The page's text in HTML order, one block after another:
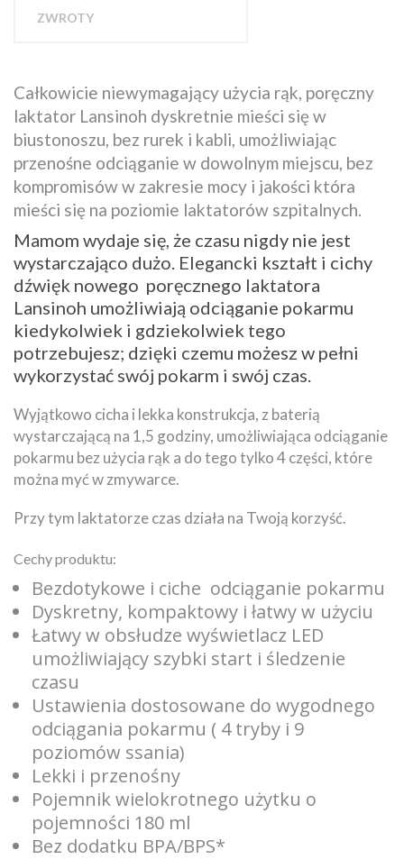
ZWROTY
Całkowicie niewymagający użycia rąk, poręczny
laktator Lansinoh dyskretnie mieści się w
biustonoszu, bez rurek i kabli, umożliwiając
przenośne odciąganie w dowolnym miejscu, bez
kompromisów w zakresie mocy i jakości która
mieści się na poziomie laktatorów szpitalnych.
Mamom wydaje się, że czasu nigdy nie jest
wystarczająco dużo. Elegancki kształt i cichy
dźwięk nowego poręcznego laktatora
Lansinoh umożliwiają odciąganie pokarmu
kiedykolwiek i gdziekolwiek tego
potrzebujesz; dzięki czemu możesz w pełni
wykorzystać swój pokarm i swój czas.
Wyjątkowo cicha i lekka konstrukcja, z baterią
wystarczającą na 1,5 godziny, umożliwiająca odciąganie
pokarmu bez użycia rąk a do tego tylko 4 części, które
można myć w zmywarce.
Przy tym laktatorze czas działa na Twoją korzyść.
Cechy produktu:
Bezdotykowe i ciche odciąganie pokarmu
Dyskretny, kompaktowy i łatwy w użyciu
Łatwy w obsłudze wyświetlacz LED
umożliwiający szybki start i śledzenie
czasu
Ustawienia dostosowane do wygodnego
odciągania pokarmu ( 4 tryby i 9
poziomów ssania)
Lekki i przenośny
Pojemnik wielokrotnego użytku o
pojemności 180 ml
Bez dodatku BPA/BPS*